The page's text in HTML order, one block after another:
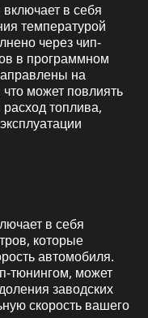
в себя
температурой
через чип-
в программном
на
может повлиять
топлива,
в себя
которые
автомобиля.
тюнингом, может
заводских
скорость вашего